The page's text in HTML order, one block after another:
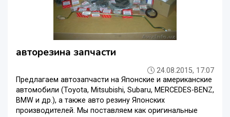
авторезина запчасти
24.08.2015, 17:07
Предлагаем автозапчасти на Японские и американские
автомобили (Toyota, Mitsubishi, Subaru, MERCEDES-BENZ,
BMW и др.), а также авто резину Японских
производителей. Мы поставляем как оригинальные